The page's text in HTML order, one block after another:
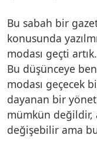
Bu sabah bir
konusunda
modası geçti
Bu düşünceye
modası geçecek
dayanan bir
mümkün değildir,
değişebilir ama